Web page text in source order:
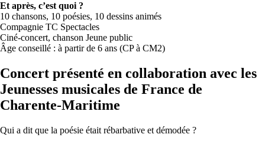
Et après, c’est quoi ?
10 chansons, 10 poésies, 10 dessins animés
Compagnie TC Spectacles
Ciné-concert, chanson Jeune public
Âge conseillé : à partir de 6 ans (CP à CM2)
Concert présenté en collaboration avec les
Jeunesses musicales de France de
Charente-Maritime
Qui a dit que la poésie était rébarbative et démodée ?